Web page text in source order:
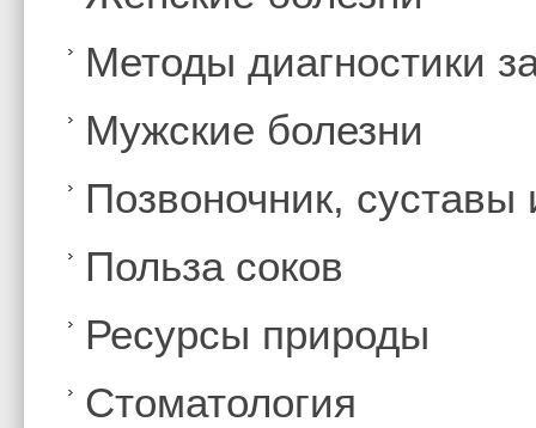
Методы диагностики
Мужские болезни
Позвоночник,
Польза соков
Ресурсы природы
Стоматология